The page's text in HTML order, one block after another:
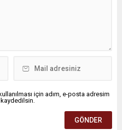
için adım, e-posta adresim
kaydedilsin.